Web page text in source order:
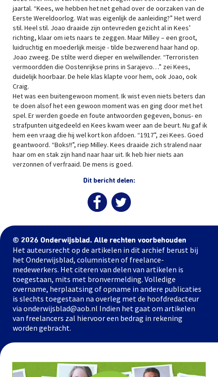
jaartal. “Kees, we hebben het net gehad over de oorzaken van de
Eerste Wereldoorlog. Wat was eigenlijk de aanleiding?” Het werd
stil. Heel stil. Joao draaide zijn ontevreden gezicht al in Kees’
richting, klaar om iets naars te zeggen. Maar Milley – een groot,
luidruchtig en moederlijk meisje - tilde bezwerend haar hand op.
Joao zweeg. De stilte werd dieper en welwillender. “Terroristen
vermoordden die Oostenrijkse prins in Sarajevo…” zei Kees,
duidelijk hoorbaar. De hele klas klapte voor hem, ook Joao, ook
Craig.
Het was een buitengewoon moment. Ik wist even niets beters dan
te doen alsof het een gewoon moment was en ging door met het
spel. Er werden goede en foute antwoorden gegeven, bonus- en
strafpunten uitgedeeld en Kees kwam weer aan de beurt. Nu gaf ik
hem een vraag die hij wel kort kon afdoen. “1917”, zei Kees. Goed
geantwoord. “Boks!!”, riep Milley. Kees draaide zich stralend naar
haar om en stak zijn hand naar haar uit. Ik heb hier niets aan
verzonnen of verfraaid. De mens is goed.
Dit bericht delen:
© 2026 Onderwijsblad. Alle rechten voorbehouden
Het auteursrecht op de artikelen in dit archief berust bij
het Onderwijsblad, columnisten of freelance-
medewerkers. Het citeren van delen van artikelen is
toegestaan, mits met bronvermelding. Volledige
overname, herplaatsing of opname in andere publicaties
is slechts toegestaan na overleg met de hoofdredacteur
via onderwijsblad@aob.nl Indien het gaat om artikelen
van freelancers zal hiervoor een bedrag in rekening
worden gebracht.